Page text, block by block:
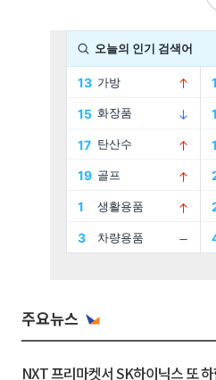
주요뉴스
NXT 프리마켓서 SK하이닉스 또